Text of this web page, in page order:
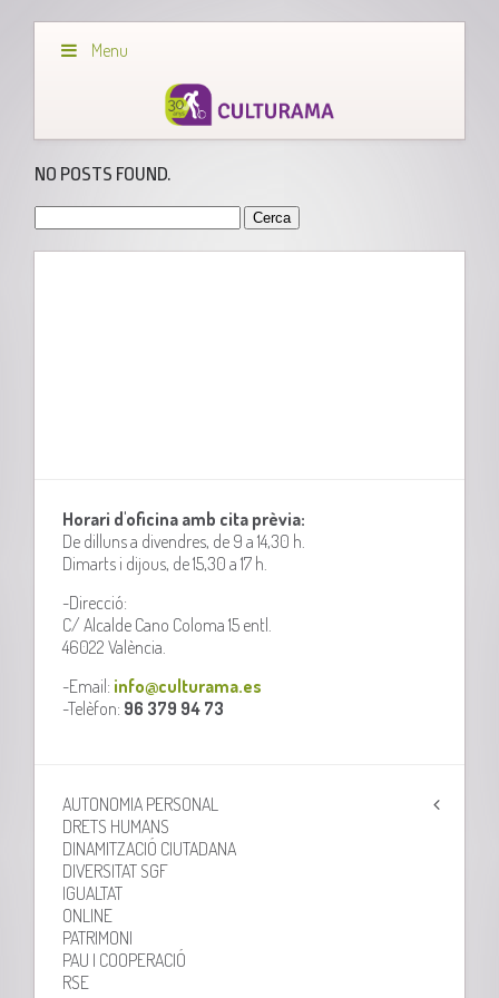
Menu
NO POSTS FOUND.
Horari d'oficina amb cita prèvia:
De dilluns a divendres, de 9 a 14,30 h.
Dimarts i dijous, de 15,30 a 17 h.
-Direcció:
C/ Alcalde Cano Coloma 15 entl.
46022 València.
-Email: info@culturama.es
-Telèfon: 96 379 94 73
AUTONOMIA PERSONAL
DRETS HUMANS
DINAMITZACIÓ CIUTADANA
DIVERSITAT SGF
IGUALTAT
ONLINE
PATRIMONI
PAU I COOPERACIÓ
RSE